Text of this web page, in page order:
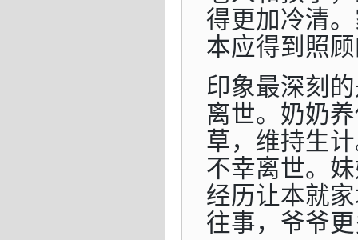
得更加冷清
本应得到照
印象最深刻
离世。奶奶
草，维持生
不幸离世。
经历让本就
往事，爷爷